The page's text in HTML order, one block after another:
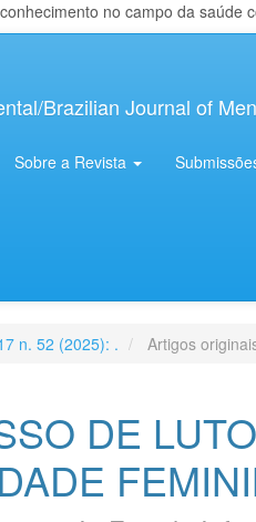
no campo da
Brazilian Journal of
Sobre a Revista
n. 52 (2025): . Artigos
DE